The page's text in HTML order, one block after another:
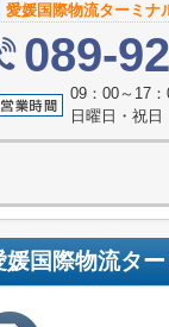
愛媛国際物流ターミナ
089-
09：00～17
日曜日・祝日
媛国際物流ター